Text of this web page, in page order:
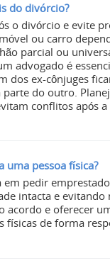
do divórcio?
o divórcio e evite
ou carro
parcial ou
advogado é
dos ex-cônjuges
do outro.
conflitos após a
pessoa física?
pedir
intacta e
acordo e oferecer
físicas de forma